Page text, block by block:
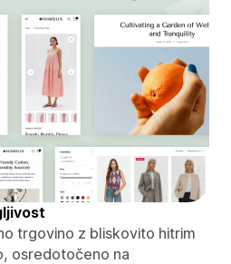
trgovino z bliskovito hitrim
osredotočeno na